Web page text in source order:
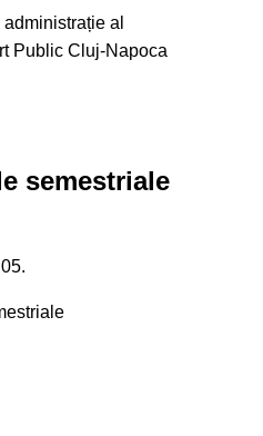
al
Public Cluj-Napoca
semestriale